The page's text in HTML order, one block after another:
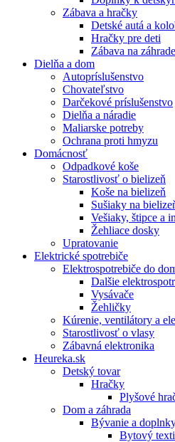
Zábava a hračky
Detské autá a
Hračky pre deti
Zábava na záhrade
Dielňa a dom
Autopríslušenstvo
Chovateľstvo
Darčekové príslušenstvo
Dielňa a náradie
Maliarske potreby
Ochrana proti hmyzu
Domácnosť
Odpadkové koše
Starostlivosť o bielizeň
Koše na bielizeň
Sušiaky na
Vešiaky, štipce a
Žehliace dosky
Upratovanie
Elektrické spotrebiče
Elektrospotrebiče do
Dalšie
Vysávače
Žehličky
Kúrenie, ventilátory a
Starostlivosť o vlasy
Zábavná elektronika
Heureka.sk
Detský tovar
Hračky
Plyšové
Dom a záhrada
Bývanie a
Bytový